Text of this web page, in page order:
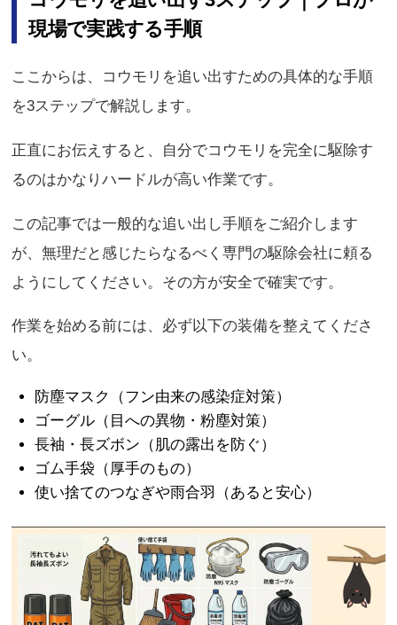
現場で実践する手順
ここからは、コウモリを追い出すための具体的な手順
を3ステップで解説します。
正直にお伝えすると、自分でコウモリを完全に駆除す
るのはかなりハードルが高い作業です。
この記事では一般的な追い出し手順をご紹介します
が、無理だと感じたらなるべく専門の駆除会社に頼る
ようにしてください。その方が安全で確実です。
作業を始める前には、必ず以下の装備を整えてくださ
い。
防塵マスク（フン由来の感染症対策）
ゴーグル（目への異物・粉塵対策）
長袖・長ズボン（肌の露出を防ぐ）
ゴム手袋（厚手のもの）
使い捨てのつなぎや雨合羽（あると安心）